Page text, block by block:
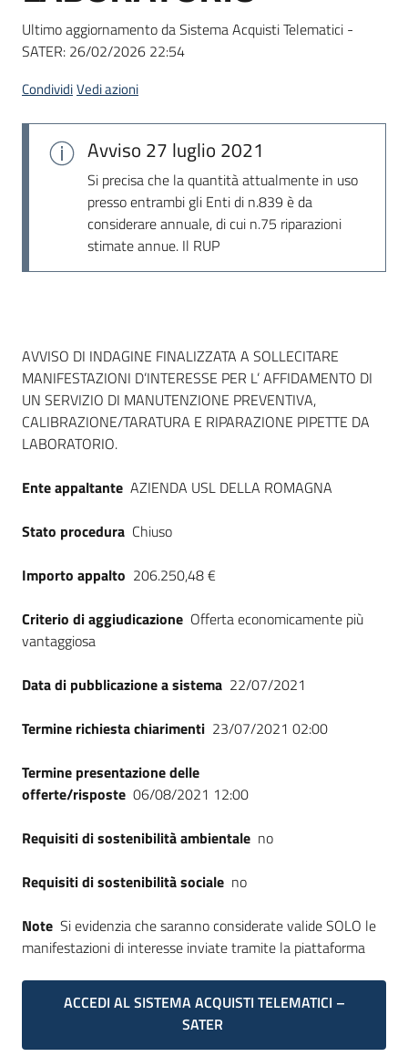
Ultimo aggiornamento da Sistema Acquisti Telematici -
SATER: 26/02/2026 22:54
CondividiVedi azioni
Avviso 27 luglio 2021
Si precisa che la quantità attualmente in uso
presso entrambi gli Enti di n.839 è da
considerare annuale, di cui n.75 riparazioni
stimate annue. Il RUP
Dati del bando
AVVISO DI INDAGINE FINALIZZATA A SOLLECITARE
MANIFESTAZIONI D’INTERESSE PER L’ AFFIDAMENTO DI
UN SERVIZIO DI MANUTENZIONE PREVENTIVA,
CALIBRAZIONE/TARATURA E RIPARAZIONE PIPETTE DA
LABORATORIO.
Ente appaltante AZIENDA USL DELLA ROMAGNA
Stato procedura Chiuso
Importo appalto 206.250,48 €
Criterio di aggiudicazione Offerta economicamente più
vantaggiosa
Data di pubblicazione a sistema 22/07/2021
Termine richiesta chiarimenti 23/07/2021 02:00
Termine presentazione delle
offerte/risposte 06/08/2021 12:00
Requisiti di sostenibilità ambientale no
Requisiti di sostenibilità sociale no
Note Si evidenzia che saranno considerate valide SOLO le
manifestazioni di interesse inviate tramite la piattaforma
ACCEDI AL SISTEMA ACQUISTI TELEMATICI –
SATER